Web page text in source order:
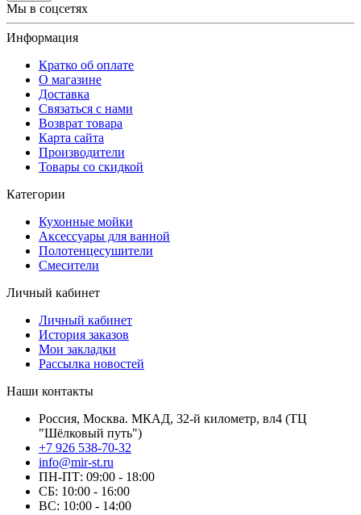
Мы в соцсетях
Информация
Кратко об оплате
О магазине
Доставка
Связаться с нами
Возврат товара
Карта сайта
Производители
Товары со скидкой
Категории
Кухонные мойки
Аксессуары для ванной
Полотенцесушители
Смесители
Личный кабинет
Личный кабинет
История заказов
Мои закладки
Рассылка новостей
Наши контакты
Россия, Москва. МКАД, 32-й километр, вл4 (ТЦ
"Шёлковый путь")
+7 926 538-70-32
info@mir-st.ru
ПН-ПТ: 09:00 - 18:00
СБ: 10:00 - 16:00
ВС: 10:00 - 14:00